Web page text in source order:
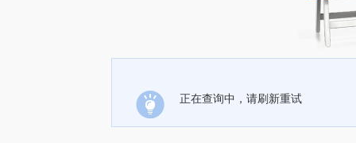
正在查询中，请刷新重试